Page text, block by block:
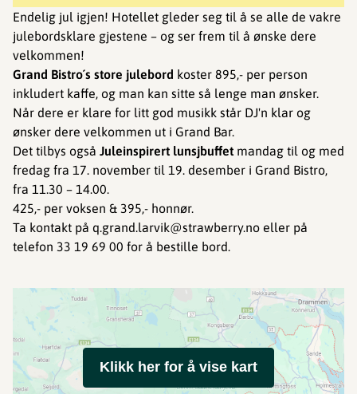
Endelig jul igjen! Hotellet gleder seg til å se alle de vakre
julebordsklare gjestene – og ser frem til å ønske dere
velkommen!
Grand Bistro´s store julebord koster 895,- per person
inkludert kaffe, og man kan sitte så lenge man ønsker.
Når dere er klare for litt god musikk står DJ'n klar og
ønsker dere velkommen ut i Grand Bar.
Det tilbys også Juleinspirert lunsjbuffet mandag til og med
fredag fra 17. november til 19. desember i Grand Bistro,
fra 11.30 – 14.00.
425,- per voksen & 395,- honnør.
Ta kontakt på q.grand.larvik@strawberry.no eller på
telefon 33 19 69 00 for å bestille bord.
Klikk her for å vise kart